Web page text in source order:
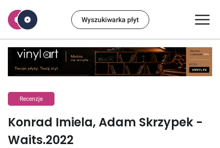
Wyszukiwarka płyt
Recenzje
Konrad Imiela, Adam Skrzypek -
Waits.2022